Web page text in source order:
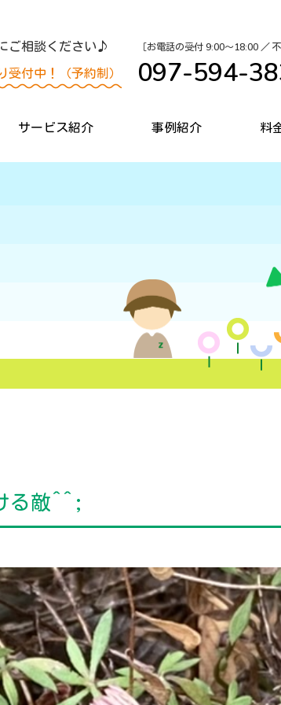
ご相談ください♪
受付中！（予約制）
［お電話の受付 9:00〜18:00 ／
097-594-
サービス紹介 事例紹介 料
る敵^^;